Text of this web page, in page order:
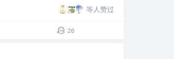
等人赞过
26